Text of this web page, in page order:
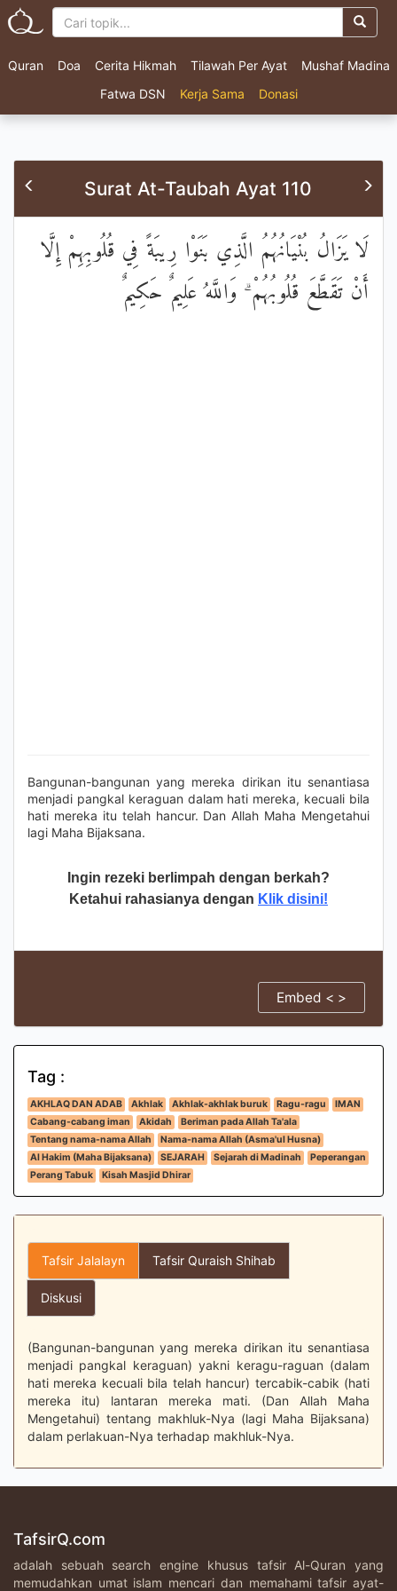
Quran Doa Cerita Hikmah Tilawah Per Ayat
Mushaf Madina
Fatwa DSN
Kerja Sama Donasi
Surat At-Taubah Ayat 110
لَا يَزَالُ بُنْيَانُهُمُ الَّذِي بَنَوْا رِيبَةً فِي قُلُوبِهِمْ إِلَّا
أَنْ تَقَطَّعَ قُلُوبُهُمْ ۗ وَاللَّهُ عَلِيمٌ حَكِيمٌ
Bangunan-bangunan yang mereka dirikan itu senantiasa
menjadi pangkal keraguan dalam hati mereka, kecuali bila
hati mereka itu telah hancur. Dan Allah Maha Mengetahui
lagi Maha Bijaksana.
Ingin rezeki berlimpah dengan berkah?
Ketahui rahasianya dengan Klik disini!
Embed < >
Tag :
AKHLAQ DAN ADAB Akhlak Akhlak-akhlak buruk Ragu-ragu
IMAN
Cabang-cabang iman
Akidah
Beriman pada Allah Ta'ala
Tentang nama-nama Allah
Nama-nama Allah (Asma'ul Husna)
Al Hakim (Maha Bijaksana)
SEJARAH Sejarah di Madinah
Peperangan
Perang Tabuk
Kisah Masjid Dhirar
Tafsir Jalalayn Tafsir Quraish Shihab
Diskusi
(Bangunan-bangunan yang mereka dirikan itu senantiasa
menjadi pangkal keraguan) yakni keragu-raguan (dalam
hati mereka kecuali bila telah hancur) tercabik-cabik (hati
mereka itu) lantaran mereka mati. (Dan Allah Maha
Mengetahui) tentang makhluk-Nya (lagi Maha Bijaksana)
dalam perlakuan-Nya terhadap makhluk-Nya.
TafsirQ.com
adalah sebuah search engine khusus tafsir Al-Quran yang
memudahkan umat islam mencari dan memahami tafsir ayat-